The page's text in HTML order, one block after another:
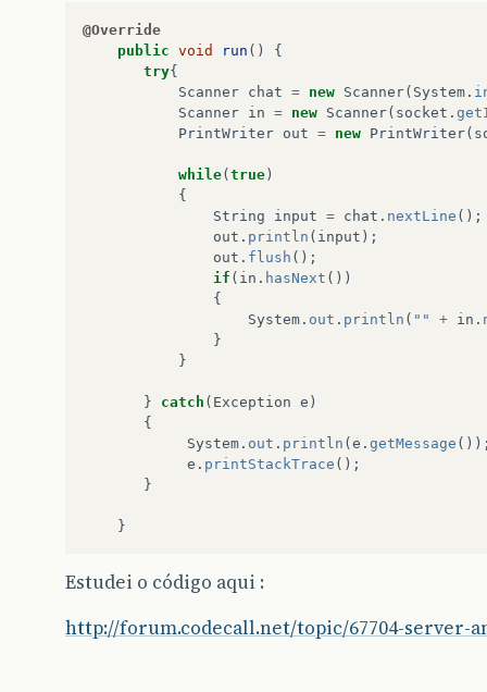
@Override
public void run ()
{
try{
Scanner chat = new Scanner( System .
Scanner in = new Scanner( socket .
PrintWriter out = new PrintWriter(
while( true )
{
String
input = chat . nextLine ();
out . println ( input );
out . flush ();
if ( in . hasNext ())
{
System . out . println ( "" + in .
}
}
} catch ( Exception e )
{
System . out . println ( e . getMessage
e . printStackTrace ();
}
}
Estudei o código aqui :
http://forum.codecall.net/topic/67704-